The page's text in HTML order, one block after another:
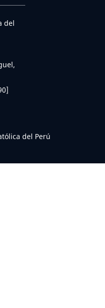
del
del Perú